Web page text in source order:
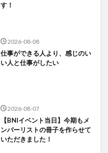
す！
2026-08-08
仕事ができる人より、感じのい
い人と仕事がしたい
2026-08-07
【BNIイベント当日】今期もメ
ンバーリストの冊子を作らせて
いただきました！